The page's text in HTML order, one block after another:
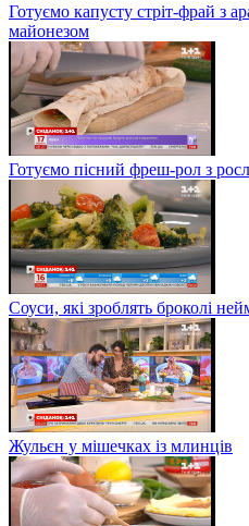
Готуємо капусту стріт-фрай з
майонезом
Готуємо пісний фреш-рол з
Соуси, які зроблять броколі
Жульєн у мішечках із млинців